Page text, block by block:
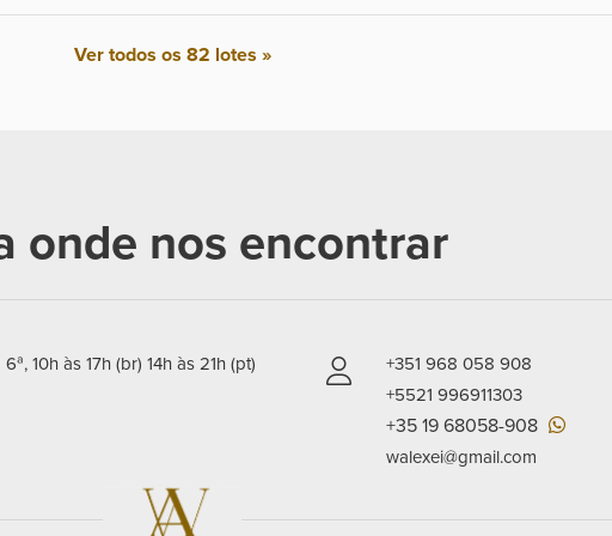
Ver todos os 82 lotes »
onde nos encontrar
6ª, 10h às 17h (br) 14h às 21h (pt)
+351 968 058 908
+5521 996911303
+35 19 68058-908
walexei@gmail.com